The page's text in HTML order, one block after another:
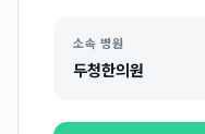
소속 병원
두청한의원